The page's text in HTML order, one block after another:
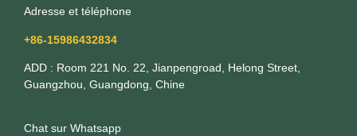
Adresse et téléphone
+86-15986432834
ADD : Room 221 No. 22, Jianpengroad, Helong Street,
Guangzhou, Guangdong, Chine
Chat sur Whatsapp